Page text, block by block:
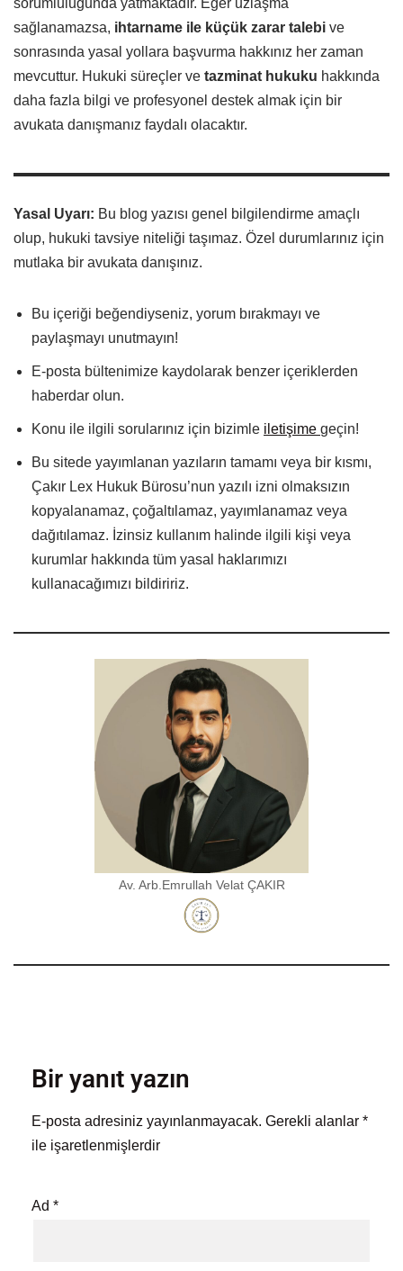
sağlanamazsa, ihtarname ile küçük zarar talebi ve
sonrasında yasal yollara başvurma hakkınız her zaman
mevcuttur. Hukuki süreçler ve tazminat hukuku hakkında
daha fazla bilgi ve profesyonel destek almak için bir
avukata danışmanız faydalı olacaktır.
Yasal Uyarı: Bu blog yazısı genel bilgilendirme amaçlı
olup, hukuki tavsiye niteliği taşımaz. Özel durumlarınız için
mutlaka bir avukata danışınız.
Bu içeriği beğendiyseniz, yorum bırakmayı ve
paylaşmayı unutmayın!
E-posta bültenimize kaydolarak benzer içeriklerden
haberdar olun.
Konu ile ilgili sorularınız için bizimle iletişime geçin!
Bu sitede yayımlanan yazıların tamamı veya bir kısmı,
Çakır Lex Hukuk Bürosu’nun yazılı izni olmaksızın
kopyalanamaz, çoğaltılamaz, yayımlanamaz veya
dağıtılamaz. İzinsiz kullanım halinde ilgili kişi veya
kurumlar hakkında tüm yasal haklarımızı
kullanacağımızı bildiririz.
Av. Arb.Emrullah Velat ÇAKIR
Bir yanıt yazın
E-posta adresiniz yayınlanmayacak. Gerekli alanlar *
ile işaretlenmişlerdir
Ad *